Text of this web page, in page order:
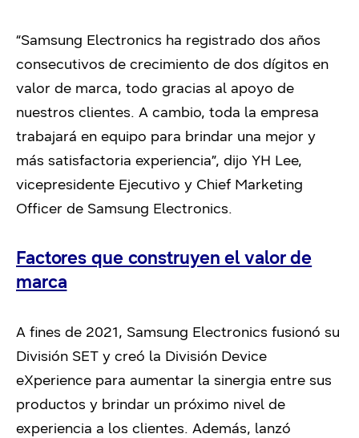
“Samsung Electronics ha registrado dos años
consecutivos de crecimiento de dos dígitos en
valor de marca, todo gracias al apoyo de
nuestros clientes. A cambio, toda la empresa
trabajará en equipo para brindar una mejor y
más satisfactoria experiencia”, dijo YH Lee,
vicepresidente Ejecutivo y Chief Marketing
Officer de Samsung Electronics.
Factores que construyen el valor de
marca
A fines de 2021, Samsung Electronics fusionó su
División SET y creó la División Device
eXperience para aumentar la sinergia entre sus
productos y brindar un próximo nivel de
experiencia a los clientes. Además, lanzó